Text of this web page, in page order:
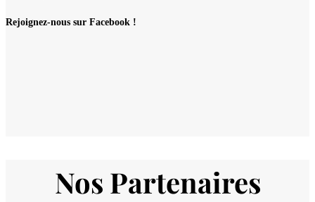
Rejoignez-nous sur Facebook !
Nos Partenaires